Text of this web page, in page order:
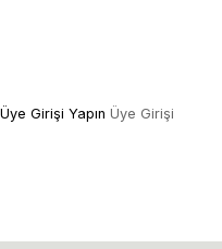
Girişi Yapın Üye Girişi